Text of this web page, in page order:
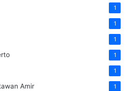
1
1
1
1
1
Amir 1